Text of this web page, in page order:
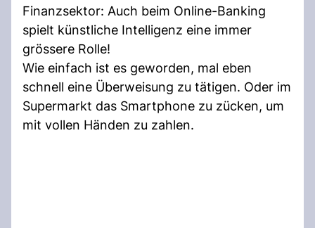
Finanzsektor: Auch beim Online-Banking
spielt künstliche Intelligenz eine immer
grössere Rolle!
Wie einfach ist es geworden, mal eben
schnell eine Überweisung zu tätigen. Oder im
Supermarkt das Smartphone zu zücken, um
mit vollen Händen zu zahlen.